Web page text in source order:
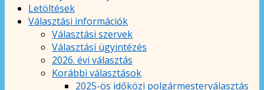
Letöltések
Választási információk
Választási szervek
Választási ügyintézés
2026. évi választás
Korábbi választások
2025-ös időközi polgármesterválasztás